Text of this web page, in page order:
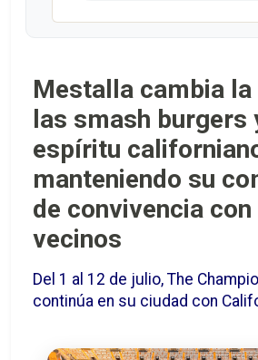
Mestalla cambia la
las smash burgers
espíritu
manteniendo su
de convivencia
vecinos
Del 1 al 12 de julio, The
continúa en su ciudad con